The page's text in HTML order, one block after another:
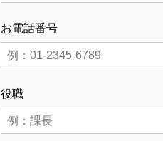
お電話番号
役職